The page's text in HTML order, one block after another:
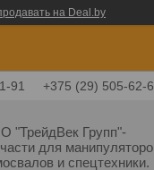
на Deal.by
91 +375 (29) 505-62-
"ТрейдВек Групп"-
для
и спецтехники.